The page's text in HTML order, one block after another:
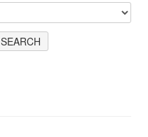
SEARCH